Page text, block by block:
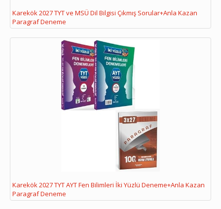
Karekök 2027 TYT ve MSÜ Dil Bilgisi Çıkmış Sorular+Anla Kazan
Paragraf Deneme
Karekök 2027 TYT AYT Fen Bilimleri İki Yüzlü Deneme+Anla Kazan
Paragraf Deneme